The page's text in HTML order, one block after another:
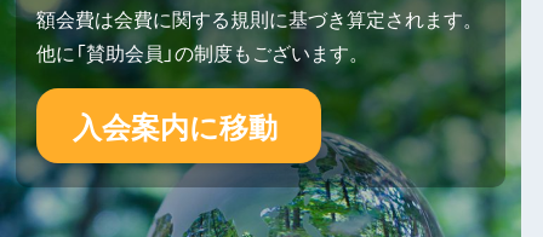
額会費は会費に関する規則に基づき算定されます。
他に「賛助会員」の制度もございます。
入会案内に移動